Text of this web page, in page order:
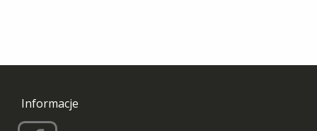
Informacje